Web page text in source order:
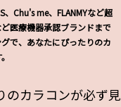
Chu's me、FLANMYなど超
医療機器承認ブランドまで
で、あなたにぴったりのカ
のカラコンが必ず見